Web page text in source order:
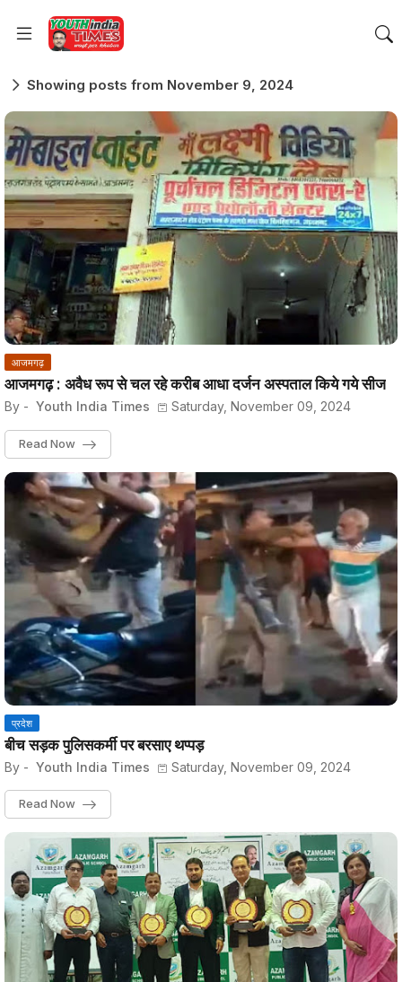
Showing posts from November 9, 2024
आजमगढ़
आजमगढ़ : अवैध रूप से चल रहे करीब आधा दर्जन अस्पताल किये गये सीज
By - Youth India Times Saturday, November 09, 2024
Read Now
प्रदेश
बीच सड़क पुलिसकर्मी पर बरसाए थप्पड़
By - Youth India Times Saturday, November 09, 2024
Read Now